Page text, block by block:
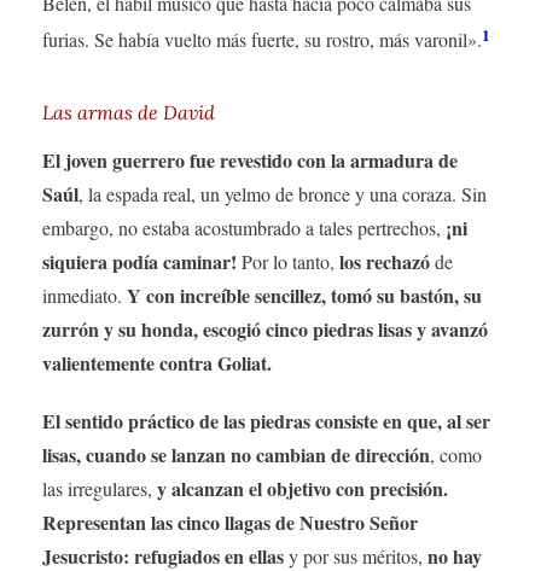
furias. Se había vuelto más fuerte, su rostro, más varonil».1
Las armas de David
El joven guerrero fue revestido con la armadura de
Saúl, la espada real, un yelmo de bronce y una coraza. Sin
embargo, no estaba acostumbrado a tales pertrechos, ¡ni
siquiera podía caminar! Por lo tanto, los rechazóde
inmediato. Y con increíble sencillez, tomó su bastón, su
zurrón y su honda, escogió cinco piedras lisas y avanzó
valientemente contra Goliat.
El sentido práctico de las piedras consiste en que, al ser
lisas, cuando se lanzan no cambian de dirección, como
las irregulares, y alcanzan el objetivo con precisión.
Representan las cinco llagas de Nuestro Señor
Jesucristo: refugiados en ellasy por sus méritos, no hay